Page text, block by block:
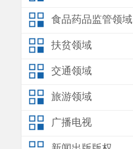
食品药品监管领域
扶贫领域
交通领域
旅游领域
广播电视